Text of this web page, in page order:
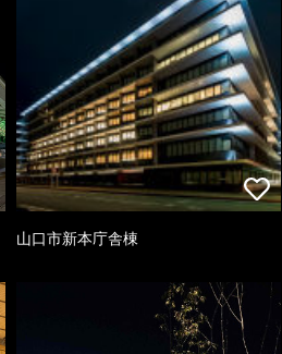
山口市新本庁舎棟